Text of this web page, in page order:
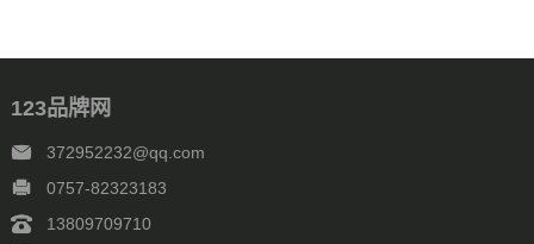
123品牌网
372952232@qq.com
0757-82323183
13809709710